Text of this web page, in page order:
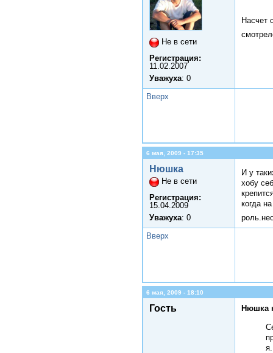
Не в сети
Регистрация:
11.02.2007
Уважуха: 0
Насчет
Вверх
6 мая, 2009 - 17:35
Нюшка
Не в сети
Регистрация:
15.04.2009
Уважуха: 0
И у
хобу
когда
Вверх
6 мая, 2009 - 18:10
Гость Нюшка